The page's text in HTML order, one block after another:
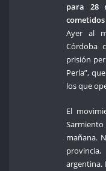
para 28
Ayer al
Córdoba
prisión
Perla”,
los que
El
mañana.
argentina.